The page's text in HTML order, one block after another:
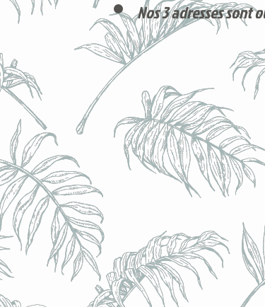
Nos 3 adresses sont
Voici nos derniers arrivages !
Produits phares